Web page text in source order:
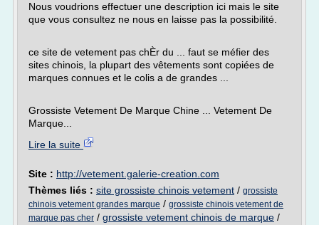
Nous voudrions effectuer une description ici mais le site
que vous consultez ne nous en laisse pas la possibilité.
ce site de vetement pas chÈr du ... faut se méfier des
sites chinois, la plupart des vêtements sont copiées de
marques connues et le colis a de grandes ...
Grossiste Vetement De Marque Chine ... Vetement De
Marque...
Lire la suite
Site : http://vetement.galerie-creation.com
Thèmes liés : site grossiste chinois vetement / grossiste
chinois vetement grandes marque / grossiste chinois vetement de
marque pas cher / grossiste vetement chinois de marque /